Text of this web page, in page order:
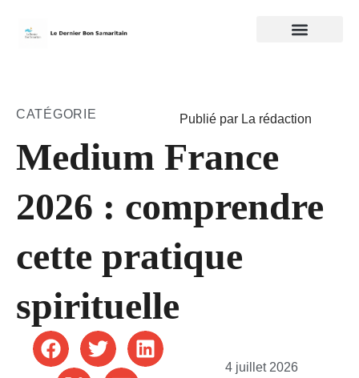
CATÉGORIE Publié par La rédaction
Medium France
2026 : comprendre
cette pratique
spirituelle
4 juillet 2026